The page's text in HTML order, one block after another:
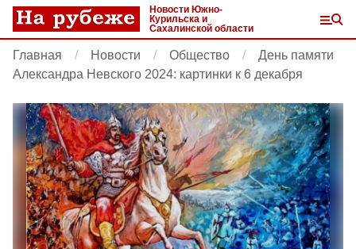
Новости Южно-
Курильска и
Сахалинской области
Главная Новости Общество
День памяти
Александра Невского 2024: картинки к 6 декабря